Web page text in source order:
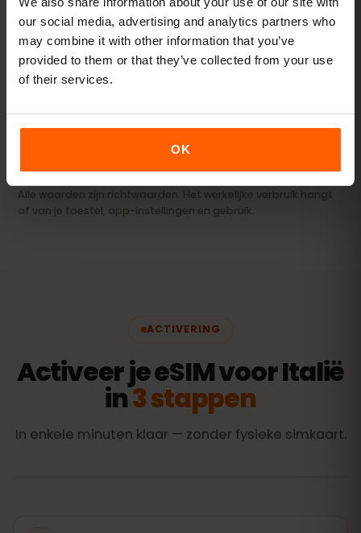
our social media, advertising and analytics partners who
may combine it with other information that you’ve
provided to them or that they’ve collected from your use
of their services.
OK
Streamer & hotspot
Video's, videogesprekken en je laptop of tablet
online houden.
Alle waarden zijn richtwaarden. Het werkelijke verbruik hangt
af van je toestel, app-instellingen en gebruik.
ACTIVERING
Activeer je eSIM voor Italië
in3 stappen
In enkele minuten klaar — zonder fysieke simkaart.